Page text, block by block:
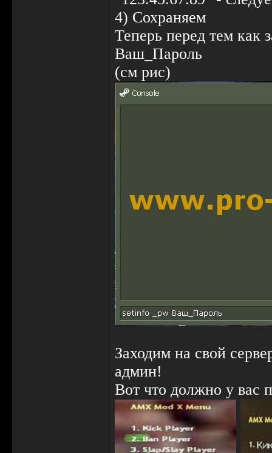
4) Сохраняем
Теперь перед тем как
Ваш_Пароль
(см рис)
Заходим на свой
админ!
Вот что должно у вас